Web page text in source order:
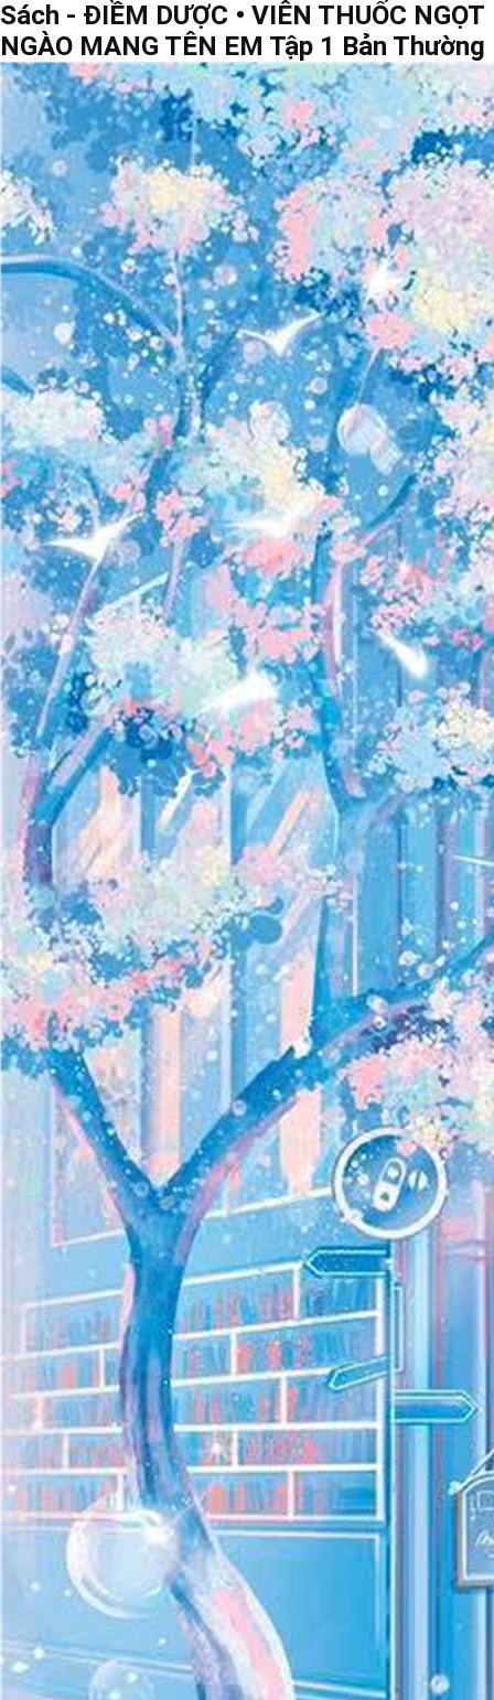
Sách - ĐIỀM DƯỢC • VIÊN THUỐC NGỌT
NGÀO MANG TÊN EM Tập 1 Bản Thường